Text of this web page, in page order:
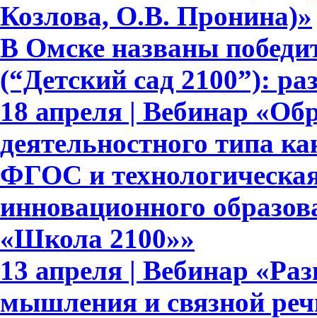
Козлова, О.В. Пронина)»
В Омске названы
(“Детский сад 2100”):
18 апреля | Вебинар
деятельностного типа
ФГОС и
инновационного
«Школа 2100»»
13 апреля | Вебинар
мышления и связной